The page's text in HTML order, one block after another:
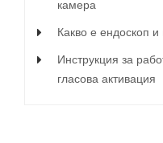
камера
Какво е ендоскоп и
Инструкция за
гласова активация